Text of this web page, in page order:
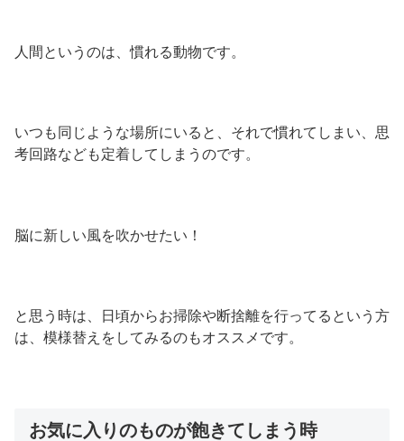
人間というのは、慣れる動物です。
いつも同じような場所にいると、それで慣れてしまい、思
考回路なども定着してしまうのです。
脳に新しい風を吹かせたい！
と思う時は、日頃からお掃除や断捨離を行ってるという方
は、模様替えをしてみるのもオススメです。
お気に入りのものが飽きてしまう時